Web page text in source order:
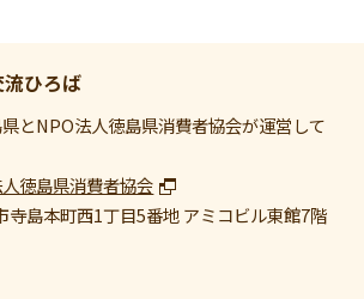
ひろば
とNPO法人徳島県消費者協会が運営して
徳島県消費者協会
寺島本町西1丁目5番地 アミコビル東館7階